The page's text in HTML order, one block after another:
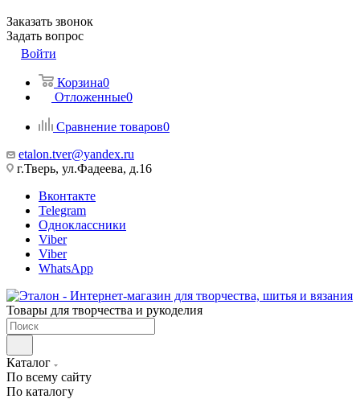
Заказать звонок
Задать вопрос
Войти
Корзина0
Отложенные0
Сравнение товаров0
etalon.tver@yandex.ru
г.Тверь, ул.Фадеева, д.16
Вконтакте
Telegram
Одноклассники
Viber
Viber
WhatsApp
Товары для творчества и рукоделия
Каталог
По всему сайту
По каталогу